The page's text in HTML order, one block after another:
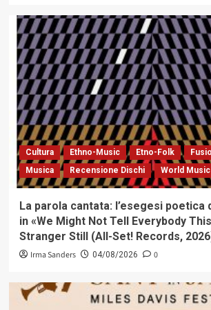
Cultura Ethno-Music Etno-Folk
Musica
Recensione Dischi World Music
La parola cantata: l’esegesi poetica
in «We Might Not Tell Everybody
Stranger Still (All-Set! Records,
Irma Sanders 04/08/2026 0